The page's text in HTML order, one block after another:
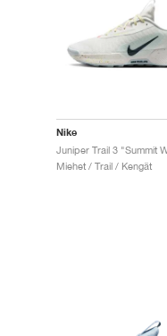
Nike
Miehet / Trail / Kengät